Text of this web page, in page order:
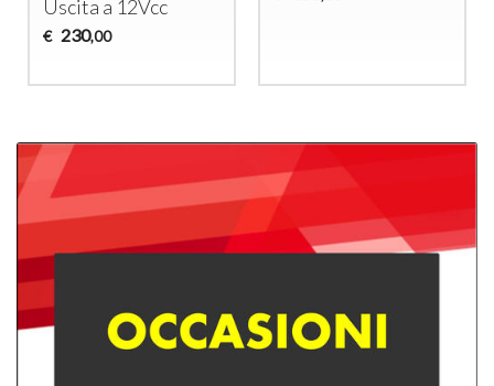
Uscita a 12Vcc
€ 230,00